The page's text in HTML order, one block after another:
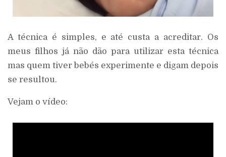
A técnica é simples, e até custa a acreditar. Os
meus filhos já não dão para utilizar esta técnica
mas quem tiver bebés experimente e digam depois
se resultou.
Vejam o vídeo: